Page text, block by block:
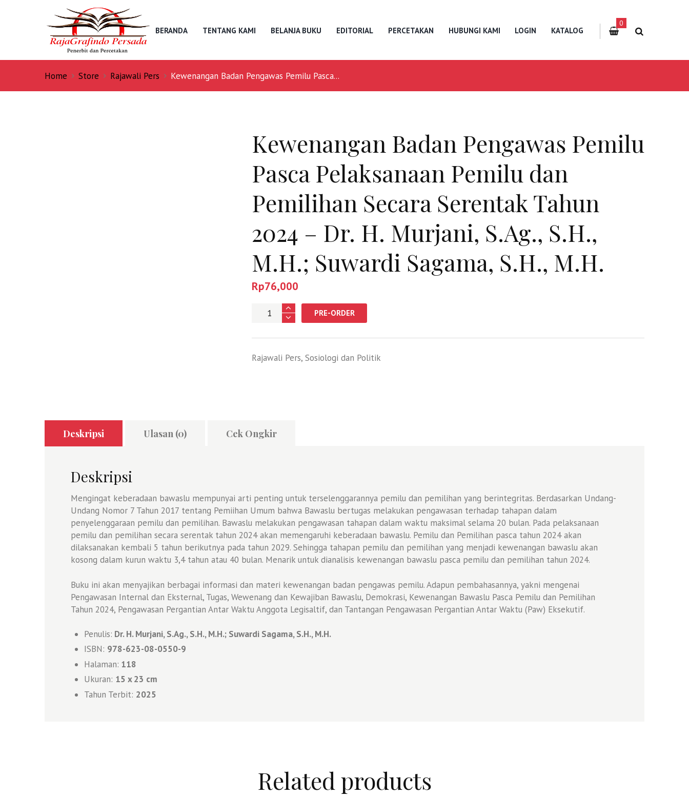
BERANDA TENTANG KAMI BELANJA BUKU EDITORIAL PERCETAKAN HUBUNGI KAMI LOGIN KATALOG
0
Home Store Rajawali Pers Kewenangan Badan Pengawas Pemilu Pasca...
Kewenangan Badan Pengawas Pemilu
Pasca Pelaksanaan Pemilu dan
Pemilihan Secara Serentak Tahun
2024 – Dr. H. Murjani, S.Ag., S.H.,
M.H.; Suwardi Sagama, S.H., M.H.
Rp76,000
Jumlah PRE-ORDER
Rajawali Pers, Sosiologi dan Politik
Deskripsi Ulasan (0) Cek Ongkir
Deskripsi
Mengingat keberadaan bawaslu mempunyai arti penting untuk terselenggarannya pemilu dan pemilihan yang berintegritas. Berdasarkan Undang-
Undang Nomor 7 Tahun 2017 tentang Pemiihan Umum bahwa Bawaslu bertugas melakukan pengawasan terhadap tahapan dalam
penyelenggaraan pemilu dan pemilihan. Bawaslu melakukan pengawasan tahapan dalam waktu maksimal selama 20 bulan. Pada pelaksanaan
pemilu dan pemilihan secara serentak tahun 2024 akan memengaruhi keberadaan bawaslu. Pemilu dan Pemilihan pasca tahun 2024 akan
dilaksanakan kembali 5 tahun berikutnya pada tahun 2029. Sehingga tahapan pemilu dan pemilihan yang menjadi kewenangan bawaslu akan
kosong dalam kurun waktu 3,4 tahun atau 40 bulan. Menarik untuk dianalisis kewenangan bawaslu pasca pemilu dan pemilihan tahun 2024.
Buku ini akan menyajikan berbagai informasi dan materi kewenangan badan pengawas pemilu. Adapun pembahasannya, yakni mengenai
Pengawasan Internal dan Eksternal, Tugas, Wewenang dan Kewajiban Bawaslu, Demokrasi, Kewenangan Bawaslu Pasca Pemilu dan Pemilihan
Tahun 2024, Pengawasan Pergantian Antar Waktu Anggota Legisaltif, dan Tantangan Pengawasan Pergantian Antar Waktu (Paw) Eksekutif.
Penulis: Dr. H. Murjani, S.Ag., S.H., M.H.; Suwardi Sagama, S.H., M.H.
ISBN: 978-623-08-0550-9
Halaman: 118
Ukuran: 15 x 23 cm
Tahun Terbit: 2025
Related products